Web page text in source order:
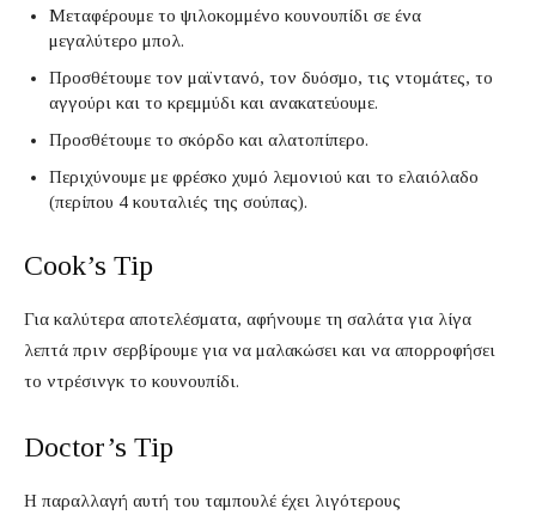
Μεταφέρουμε το ψιλοκομμένο κουνουπίδι σε ένα
μεγαλύτερο μπολ.
Προσθέτουμε τον μαϊντανό, τον δυόσμο, τις ντομάτες, το
αγγούρι και το κρεμμύδι και ανακατεύουμε.
Προσθέτουμε το σκόρδο και αλατοπίπερο.
Περιχύνουμε με φρέσκο χυμό λεμονιού και το ελαιόλαδο
(περίπου 4 κουταλιές της σούπας).
Cook’s Tip
Για καλύτερα αποτελέσματα, αφήνουμε τη σαλάτα για λίγα
λεπτά πριν σερβίρουμε για να μαλακώσει και να απορροφήσει
το ντρέσινγκ το κουνουπίδι.
Doctor’s Tip
Η παραλλαγή αυτή του ταμπουλέ έχει λιγότερους